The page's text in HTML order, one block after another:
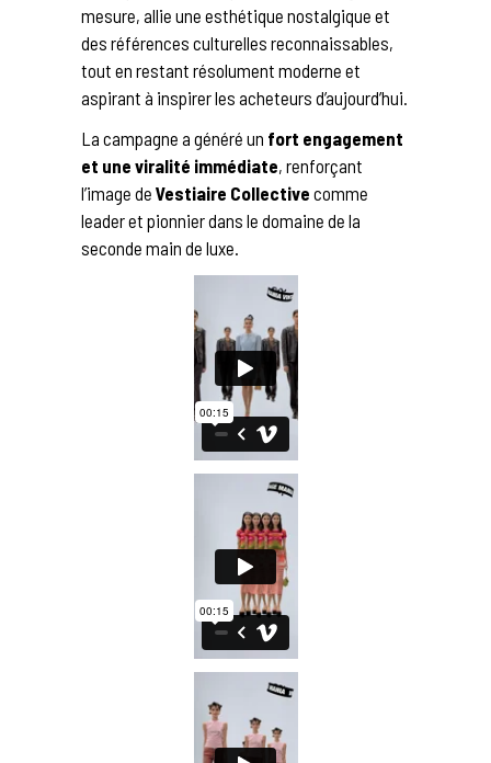
mesure, allie une esthétique nostalgique et
des références culturelles reconnaissables,
tout en restant résolument moderne et
aspirant à inspirer les acheteurs d’aujourd’hui.
La campagne a généré un fort engagement
et une viralité immédiate, renforçant
l’image de Vestiaire Collective comme
leader et pionnier dans le domaine de la
seconde main de luxe.